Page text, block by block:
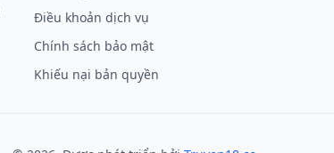
Điều khoản dịch vụ
Chính sách bảo mật
Khiếu nại bản quyền